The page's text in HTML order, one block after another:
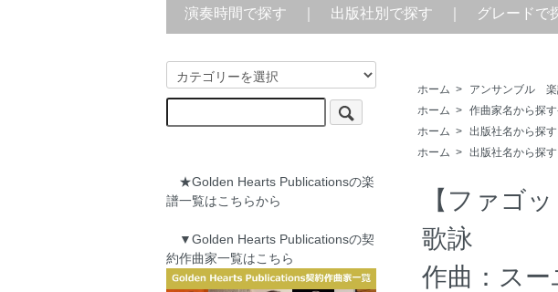
演奏時間で探す
出版社別で探す グレードで
ホーム > アンサンブル
ホーム > 作曲家名から探す
ホーム > 出版社名から探す
ホーム > 出版社名から探す
【ファゴ
歌詠
作曲：ス
★Golden Hearts Publicationsの楽
譜一覧はこちらから
▼Golden Hearts Publicationsの契
約作曲家一覧はこちら